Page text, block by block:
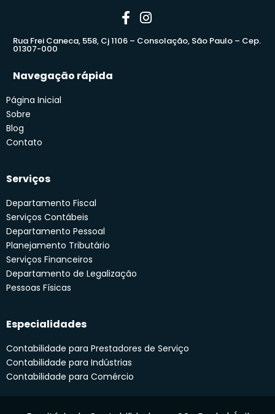
Rua Frei Caneca, 558, Cj 1106 – Consolação, São Paulo – Cep.
01307-000
Navegação rápida
Página Inicial
Sobre
Blog
Contato
Serviços
Departamento Fiscal
Serviços Contábeis
Departamento Pessoal
Planejamento Tributário
Serviços Financeiros
Departamento de Legalização
Pessoas Físicas
Especialidades
Contabilidade para Prestadores de Serviço
Contabilidade para Indústrias
Contabilidade para Comércio